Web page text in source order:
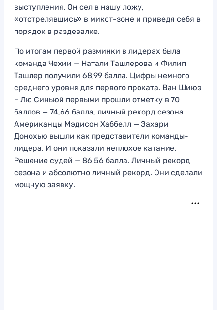
выступления. Он сел в нашу ложу,
«отстрелявшись» в микст-зоне и приведя себя в
порядок в раздевалке.
По итогам первой разминки в лидерах была
команда Чехии — Натали Ташлерова и Филип
Ташлер получили 68,99 балла. Цифры немного
среднего уровня для первого проката. Ван Шиюэ
– Лю Синьюй первыми прошли отметку в 70
баллов — 74,66 балла, личный рекорд сезона.
Американцы Мэдисон Хаббелл — Захари
Донохью вышли как представители команды-
лидера. И они показали неплохое катание.
Решение судей — 86,56 балла. Личный рекорд
сезона и абсолютно личный рекорд. Они сделали
мощную заявку.